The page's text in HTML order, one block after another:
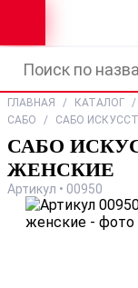
ГЛАВНАЯ / КАТАЛОГ /
САБО
/ САБО
САБО
ЖЕНСКИЕ
Артикул • 00950